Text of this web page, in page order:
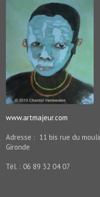
www.artmajeur.com
Adresse : 11 bis rue du
Gironde
Tél. : 06 89 32 04 07